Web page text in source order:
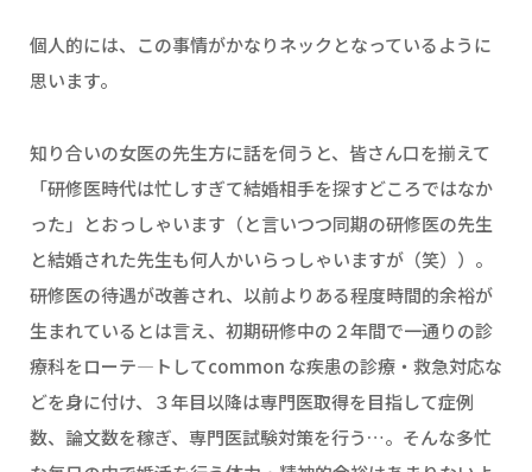
個人的には、この事情がかなりネックとなっているように
思います。
知り合いの女医の先生方に話を伺うと、皆さん口を揃えて
「研修医時代は忙しすぎて結婚相手を探すどころではなか
った」とおっしゃいます（と言いつつ同期の研修医の先生
と結婚された先生も何人かいらっしゃいますが（笑））。
研修医の待遇が改善され、以前よりある程度時間的余裕が
生まれているとは言え、初期研修中の２年間で一通りの診
療科をローテ―トしてcommon な疾患の診療・救急対応な
どを身に付け、３年目以降は専門医取得を目指して症例
数、論文数を稼ぎ、専門医試験対策を行う…。そんな多忙